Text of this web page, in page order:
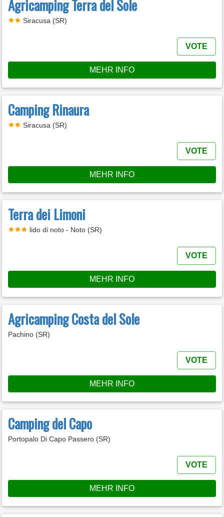
Agricamping Terra del Sole
Siracusa (SR)
VOTE
MEHR INFO
Camping Rinaura
Siracusa (SR)
VOTE
MEHR INFO
Terra dei Limoni
lido di noto - Noto (SR)
VOTE
MEHR INFO
Agricamping Costa del Sole
Pachino (SR)
VOTE
MEHR INFO
Camping del Capo
Portopalo Di Capo Passero (SR)
VOTE
MEHR INFO